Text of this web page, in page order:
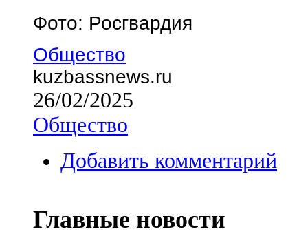
Фото: Росгвардия
Общество
kuzbassnews.ru
26/02/2025
Общество
Добавить комментарий
Главные новости